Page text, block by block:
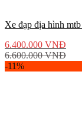
Xe đạp địa hình
6.400.000 VNĐ
6.600.000VNĐ
-11%